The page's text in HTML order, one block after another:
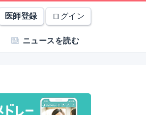
医師登録 ログイン
ニュースを読む